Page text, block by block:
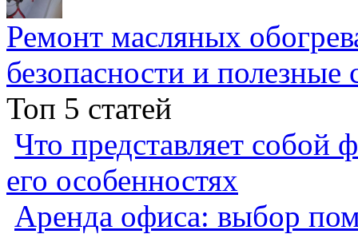
Ремонт масляных
безопасности и полезные
Топ 5 статей
Что представляет собой
его особенностях
Аренда офиса: выбор